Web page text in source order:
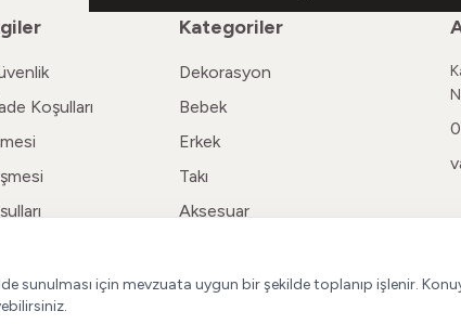
Koşulları
Kategoriler
Dekorasyon
Bebek
Erkek
Takı
Aksesuar
sunulması için mevzuata uygun bir şekilde toplanıp işlenir.